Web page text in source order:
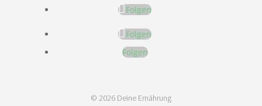
Folgen
Folgen
Folgen
© 2026 Deine Ernährung